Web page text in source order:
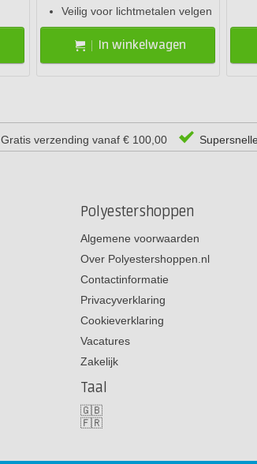
Veilig voor lichtmetalen velgen
In winkelwagen
Gratis verzending vanaf € 100,00
Polyestershoppen
Algemene voorwaarden
Over Polyestershoppen.nl
Contactinformatie
Privacyverklaring
Cookieverklaring
Vacatures
Zakelijk
Taal
🇬🇧
🇫🇷